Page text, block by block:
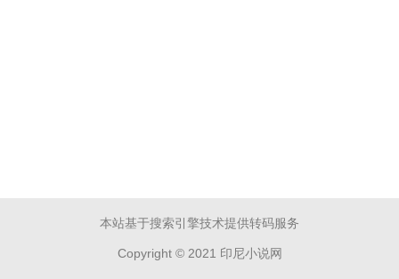
本站基于搜索引擎技术提供转码服务
Copyright © 2021 印尼小说网